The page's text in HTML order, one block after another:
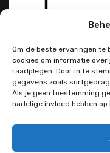
Om de beste ervaringen te
cookies om informatie
raadplegen. Door in te
gegevens zoals
Als je geen toestemming
nadelige invloed hebben